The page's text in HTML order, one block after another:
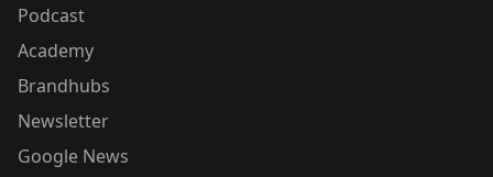
Podcast
Academy
Brandhubs
Newsletter
Google News